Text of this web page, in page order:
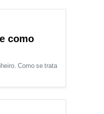
como
Como se trata